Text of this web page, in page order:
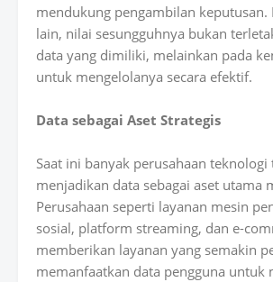
mendukung pengambilan keputusan.
lain, nilai sesungguhnya bukan
data yang dimiliki, melainkan pada
untuk mengelolanya secara efektif.
Data sebagai Aset Strategis
Saat ini banyak perusahaan teknologi
menjadikan data sebagai aset utama
Perusahaan seperti layanan mesin
sosial, platform streaming, dan e-
memberikan layanan yang semakin
memanfaatkan data pengguna untuk